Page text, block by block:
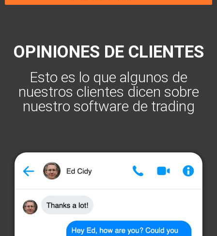
OPINIONES DE CLIENTES
Esto es lo que algunos de
nuestros clientes dicen sobre
nuestro software de trading